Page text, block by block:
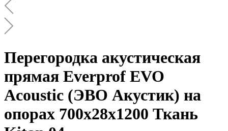
Перегородка акустическая
прямая Everprof EVO
Acoustic (ЭВО Акустик) на
опорах 700х28х1200 Ткань